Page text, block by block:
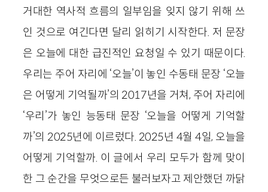
거대한 역사적 흐름의 일부임을 잊지 않기 위해 쓰
인 것으로 여긴다면 달리 읽히기 시작한다. 저 문장
은 오늘에 대한 급진적인 요청일 수 있기 때문이다.
우리는 주어 자리에 ‘오늘’이 놓인 수동태 문장 ‘오늘
은 어떻게 기억될까’의 2017년을 거쳐, 주어 자리에
‘우리’가 놓인 능동태 문장 ‘오늘을 어떻게 기억할
까’의 2025년에 이르렀다. 2025년 4월 4일, 오늘을
어떻게 기억할까. 이 글에서 우리 모두가 함께 맞이
한 그 순간을 무엇으로든 불러보자고 제안했던 까닭